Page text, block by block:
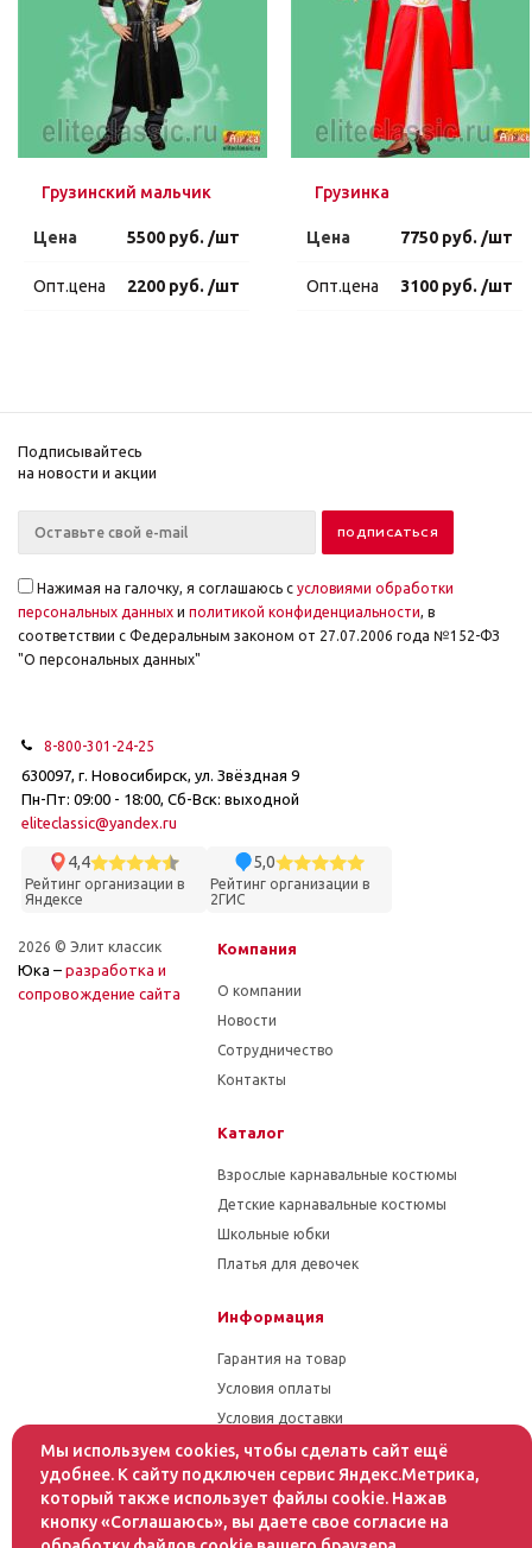
Грузинский мальчик
Цена 5500 руб. /шт
Опт.цена 2200 руб. /шт
Грузинка
Цена 7750 руб. /шт
Опт.цена 3100 руб. /шт
Подписывайтесь
на новости и акции
Нажимая на галочку, я соглашаюсь с условиями обработки
персональных данных и политикой конфиденциальности, в
соответствии с Федеральным законом от 27.07.2006 года №152-ФЗ
"О персональных данных"
8-800-301-24-25
630097, г. Новосибирск, ул. Звёздная 9
Пн-Пт: 09:00 - 18:00, Сб-Вск: выходной
eliteclassic@yandex.ru
4,4
Рейтинг организации в
Яндексе
5,0
Рейтинг организации в
2ГИС
2026 © Элит классик
Юка – разработка и
cопровождение сайта
Компания
О компании
Новости
Сотрудничество
Контакты
Каталог
Взрослые карнавальные костюмы
Детские карнавальные костюмы
Школьные юбки
Платья для девочек
Информация
Гарантия на товар
Условия оплаты
Условия доставки
Помощь
Статьи
Как оформить заказ
Мы используем cookies, чтобы сделать сайт ещё
удобнее. К сайту подключен сервис Яндекс.Метрика,
который также использует файлы cookie. Нажав
кнопку «Соглашаюсь», вы даете свое согласие на